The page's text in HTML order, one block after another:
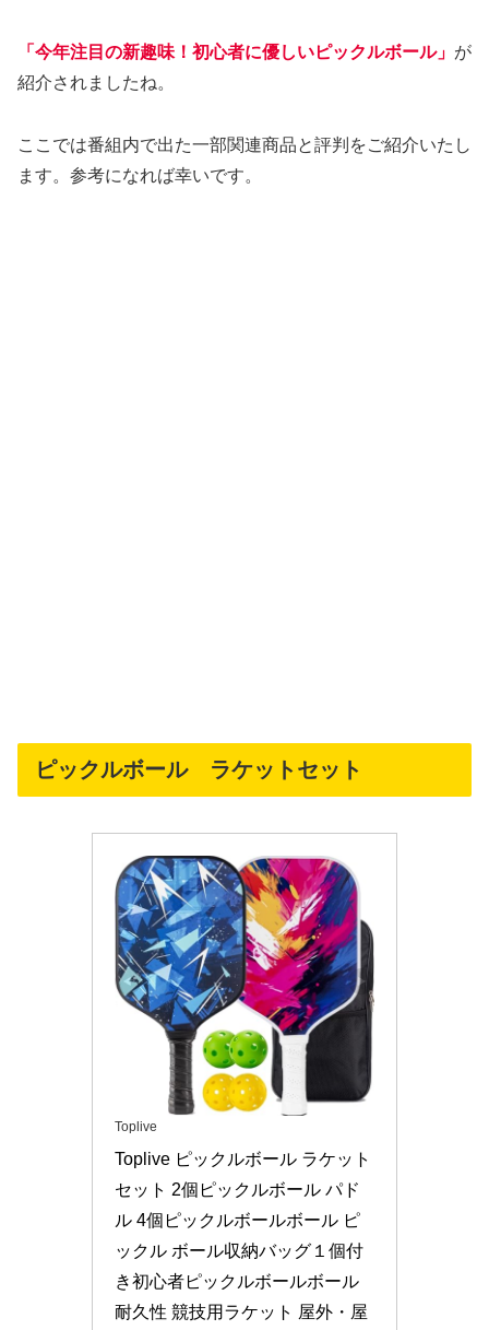
「今年注目の新趣味！初心者に優しいピックルボール」 が
紹介されましたね。
ここでは番組内で出た一部関連商品と評判をご紹介いたし
ます。参考になれば幸いです。
ピックルボール ラケットセット
Toplive
Toplive ピックルボール ラケット
セット 2個ピックルボール パド
ル 4個ピックルボールボール ピ
ックル ボール収納バッグ１個付
き初心者ピックルボールボール
耐久性 競技用ラケット 屋外・屋